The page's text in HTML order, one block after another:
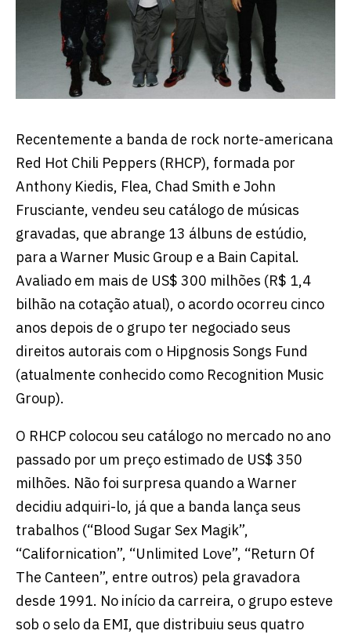
Recentemente a banda de rock norte-americana
Red Hot Chili Peppers (RHCP), formada por
Anthony Kiedis, Flea, Chad Smith e John
Frusciante, vendeu seu catálogo de músicas
gravadas, que abrange 13 álbuns de estúdio,
para a Warner Music Group e a Bain Capital.
Avaliado em mais de US$ 300 milhões (R$ 1,4
bilhão na cotação atual), o acordo ocorreu cinco
anos depois de o grupo ter negociado seus
direitos autorais com o Hipgnosis Songs Fund
(atualmente conhecido como Recognition Music
Group).
O RHCP colocou seu catálogo no mercado no ano
passado por um preço estimado de US$ 350
milhões. Não foi surpresa quando a Warner
decidiu adquiri-lo, já que a banda lança seus
trabalhos (“Blood Sugar Sex Magik”,
“Californication”, “Unlimited Love”, “Return Of
The Canteen”, entre outros) pela gravadora
desde 1991. No início da carreira, o grupo esteve
sob o selo da EMI, que distribuiu seus quatro